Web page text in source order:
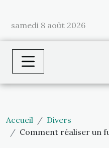
samedi 8 août 2026
Accueil
Divers
Comment réaliser un